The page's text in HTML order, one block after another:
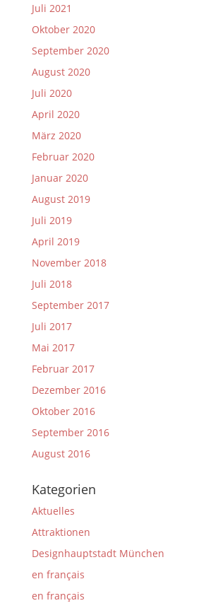
Juli 2021
Oktober 2020
September 2020
August 2020
Juli 2020
April 2020
März 2020
Februar 2020
Januar 2020
August 2019
Juli 2019
April 2019
November 2018
Juli 2018
September 2017
Juli 2017
Mai 2017
Februar 2017
Dezember 2016
Oktober 2016
September 2016
August 2016
Kategorien
Aktuelles
Attraktionen
Designhauptstadt München
en français
en français